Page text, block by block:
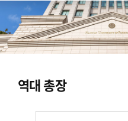
역대 총장